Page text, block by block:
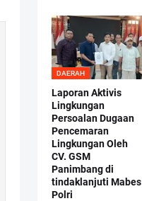
DAERAH
Laporan Aktivis
Lingkungan
Persoalan Dugaan
Pencemaran
Lingkungan Oleh
CV. GSM
Panimbang di
tindaklanjuti Mabes
Polri